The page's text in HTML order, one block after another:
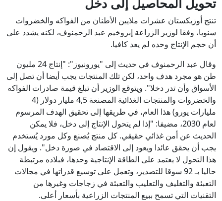
تنتج أوزبكستان عشرات ملايين الأطنان من الفواكه والخضروات
سنويا، وفقا لوزير الزراعة إبروخيم عبد الرحمنوف، لكنه يشدد على
أن حجم الإنتاج وحده لم يعد كافيا.
وقال عبد الرحمنوف في حديث إلى "يورونيوز": "إنتاج 24 مليون
طن هو مجرد هدف واحد، لكن تلك المنتجات يجب أيضا أن تصل إلى
الأسواق وأن تدر دخلا". ويتوقع الوزير أن تبلغ قيمة صادرات الفواكه
والخضروات والمنتجات الغذائية المصنعة 4,5 مليار دولار (4
مليارات يورو) هذا العام، في طريقها إلى تحقيق الهدف المرسوم
لعام 2030، مضيفا: "إذا لم يتحول الإنتاج إلى دخل، فلا يمكن
الحديث عن أمن غذائي حقيقي. كل منتج يُصنع وكل مورد يُستخدم
يجب أن يحقق عائدا ويعود إلى الاقتصاد في صورة دخل". ويقول إن
هذا التحول لا يعتمد على الطاقة الإنتاجية وحدها، فبلاده مرتبطة
حاليا بـ 92 سوقا للتصدير، وتعمل على توسيع قدراتها في مجالات
التعبئة والتغليف والتعليب والتعبئة في زجاجات وغيرها من
التقنيات التي تسمح ببيع المنتجات الزراعية بأسعار أعلى.